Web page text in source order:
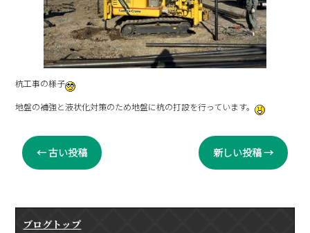
杭工事の様子
地盤の補強と液状化対策のため地盤に杭の打設を行っています。
←古い投稿 新しい投稿→
ブログトップ